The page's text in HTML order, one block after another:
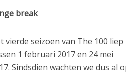
break
vierde seizoen van The 100 liep
1 februari 2017 en 24 mei
Sindsdien wachten we dus al